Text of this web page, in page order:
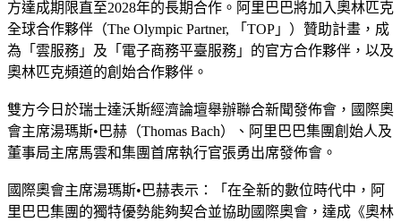
方達成期限直至2028年的長期合作。阿里巴巴將加入奧林匹克
全球合作夥伴（The Olympic Partner, 「TOP」）贊助計畫，成
為「雲服務」及「電子商務平臺服務」的官方合作夥伴，以及
奧林匹克頻道的創始合作夥伴。
雙方今日於瑞士達沃斯經濟論壇舉辦聯合新聞發佈會，國際奧
會主席湯瑪斯•巴赫（Thomas Bach）、阿里巴巴集團創始人及
董事局主席馬雲和集團首席執行官張勇出席發佈會。
國際奧會主席湯瑪斯•巴赫表示：「在全新的數位時代中，阿
里巴巴集團的獨特優勢能夠契合並協助國際奧會，達成《奧林